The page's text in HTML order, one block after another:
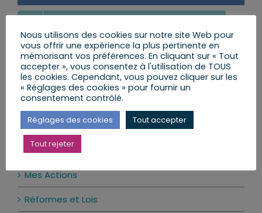
MES LETTRES ENVOYÉES AUX CITOYENS
POSER UNE QUESTION AU DÉPUTÉ
LE CALENDRIER DES PERMANENCES
Actualité par catégories
Mes Actions
Réformes et Lois
Nous utilisons des cookies sur notre site Web pour
vous offrir une expérience la plus pertinente en
mémorisant vos préférences. En cliquant sur « Tout
accepter », vous consentez à l'utilisation de TOUS
les cookies. Cependant, vous pouvez cliquer sur les
« Réglages des cookies » pour fournir un
consentement contrôlé.
Réglages des cookies Tout accepter
Tout rejeter